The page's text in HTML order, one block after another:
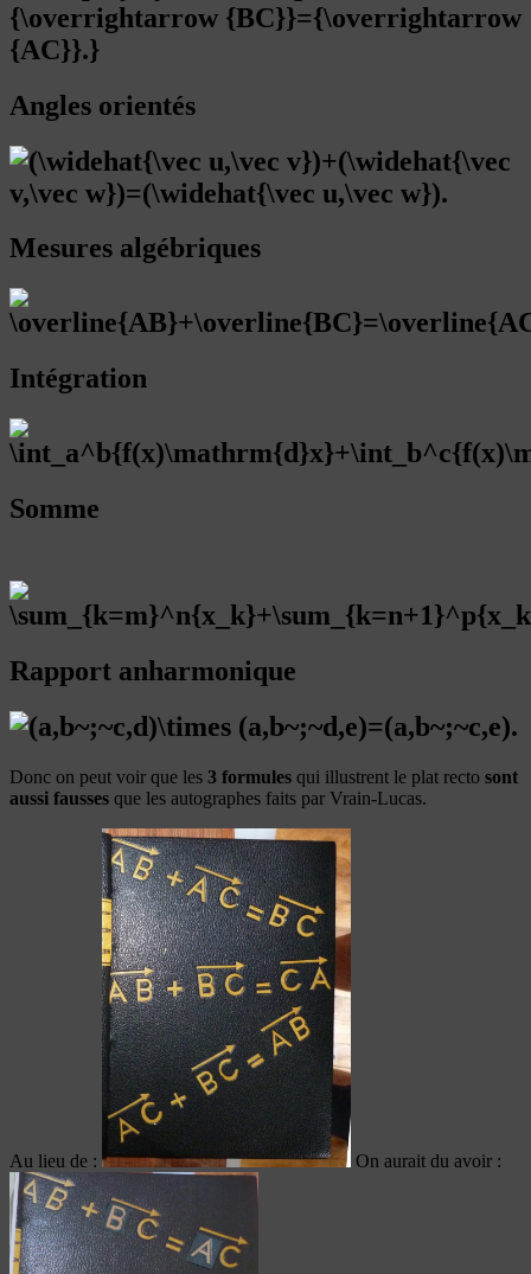
Angles orientés
Mesures algébriques
Intégration
Somme
Rapport anharmonique
Donc on peut voir que les 3 formules qui illustrent le plat recto sont
aussi fausses que les autographes faits par Vrain-Lucas.
Au lieu de : On aurait du avoir :